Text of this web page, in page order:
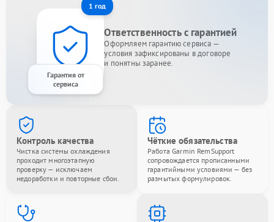
1 год
Гарантия от
сервиса
Ответственность с гарантией
Оформляем гарантию сервиса —
условия зафиксированы в договоре
и понятны заранее.
Контроль качества
Чистка системы охлаждения
проходит многоэтапную
проверку — исключаем
недоработки и повторные сбои.
Чёткие обязательства
Работа Garmin RemSupport
сопровождается прописанными
гарантийными условиями — без
размытых формулировок.